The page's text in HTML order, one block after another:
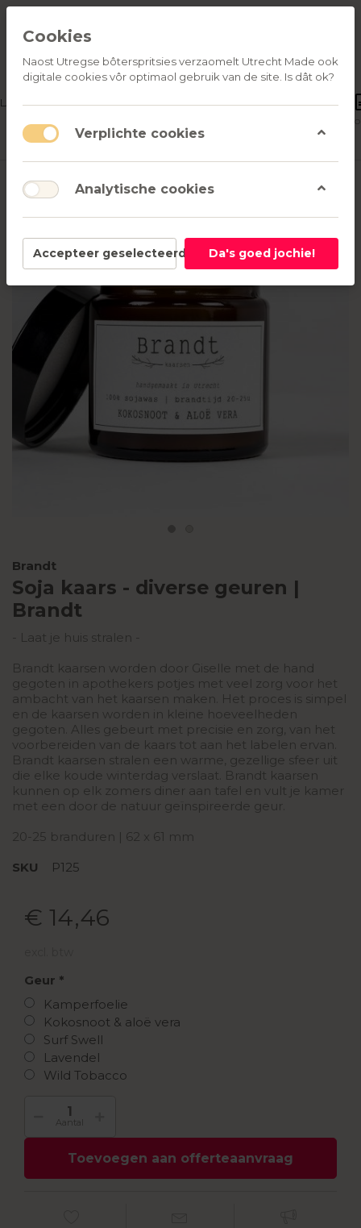
ONS
Brandt
Soja kaars - diverse geuren |
Brandt
- Laat je huis stralen -
Brandt kaarsen worden door Giselle met de hand
gegoten in apothekers potjes met veel zorg voor het
ambacht van het kaarsen maken. Het proces is simpel
en de kaarsen worden in kleine hoeveelheden
gegoten. Alles gebeurt met precisie en zorg, van het
voorbereiden van de kaars tot aan het labelen ervan.
Brandt kaarsen stralen een warme, gezellige sfeer uit
die elke koude winterdag verslaat. Brandt kaarsen
kunnen op elk zomers diner aan tafel en vult je kamer
met een door de natuur geïnspireerde geur.
20-25 branduren | 62 x 61 mm
SKU
P125
€ 14,46
Geur
Kamperfoelie
Kokosnoot & aloë vera
Surf Swell
Lavendel
Wild Tobacco
Aantal
Toevoegen aan offerteaanvraag
Cookies
Naost Utregse bôterspritsies verzaomelt Utrecht Made ook
digitale cookies vôr optimaol gebruik van de site. Is dât ok?
Verplichte cookies
Analytische cookies
Accepteer geselecteerd Da's goed jochie!